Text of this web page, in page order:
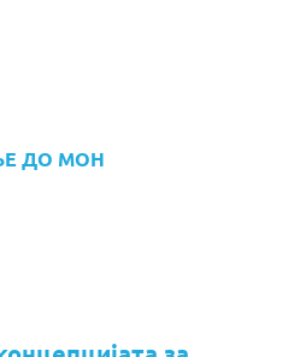
ДО МОН